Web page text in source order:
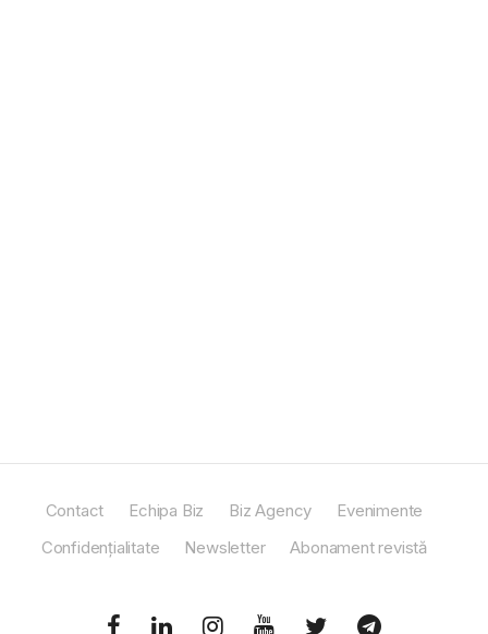
Contact Echipa Biz Biz Agency
Evenimente
Confidențialitate
Newsletter Abonament revistă